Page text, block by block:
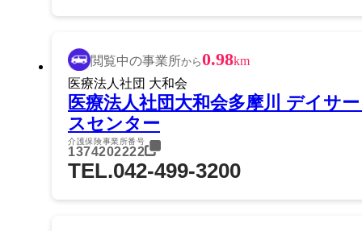
閲覧中の事業所から0.98km
医療法人社団 大和会
医療法人社団大和会多摩川 デイサ
スセンター
介護保険事業所番号
1374202222
TEL.042-499-3200